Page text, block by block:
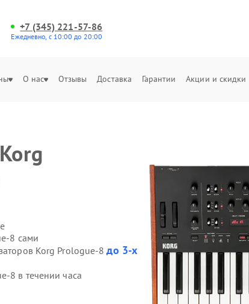
+7 (345) 221-57-86
Ежедневно, с 10:00 до 20:00
О нас Отзывы Доставка Гарантии Акции и скидки
8 сами
Korg Prologue-8до 3-х
8 в течении часа